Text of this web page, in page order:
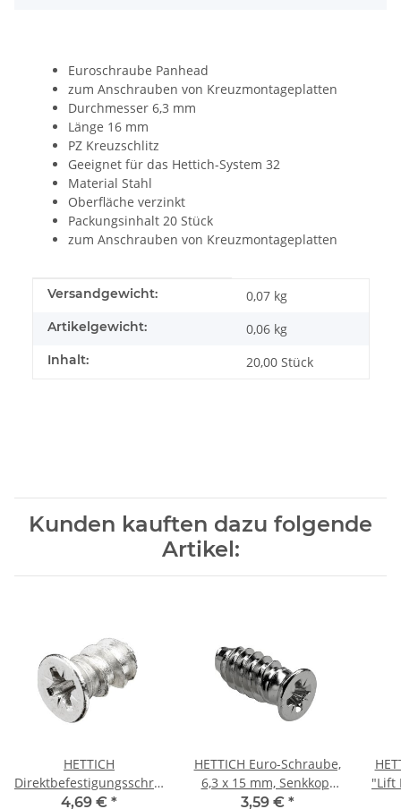
Euroschraube Panhead
zum Anschrauben von Kreuzmontageplatten
Durchmesser 6,3 mm
Länge 16 mm
PZ Kreuzschlitz
Geeignet für das Hettich-System 32
Material Stahl
Oberfläche verzinkt
Packungsinhalt 20 Stück
zum Anschrauben von Kreuzmontageplatten
Produkteigenschaft
Wert
Versandgewicht: 0,07 kg
Artikelgewicht: 0,06 kg
Inhalt: 20,00 Stück
Kunden kauften dazu folgende
Artikel:
HETTICH
Direktbefestigungsschraube,
Ø 6,3 x 10,5 mm, Stahl
4,69 € *
HETTICH Euro-Schraube,
6,3 x 15 mm, Senkkopf
vernickelt, 20 Stück
3,59 € *
"Lift